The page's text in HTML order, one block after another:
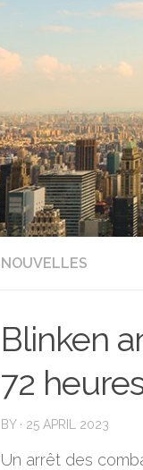
NOUVELLES
Blinken
72
BY · 25 APRIL 2023
Un arrêt des